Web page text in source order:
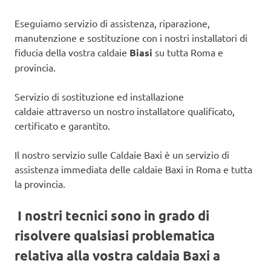
Eseguiamo servizio di assistenza, riparazione,
manutenzione e sostituzione con i nostri installatori di
fiducia della vostra caldaie Biasi su tutta Roma e
provincia.
Servizio di sostituzione ed installazione
caldaie attraverso un nostro installatore qualificato,
certificato e garantito.
Il nostro servizio sulle Caldaie Baxi è un servizio di
assistenza immediata delle caldaie Baxi in Roma e tutta
la provincia.
I nostri tecnici sono in grado di
risolvere qualsiasi problematica
relativa alla vostra caldaia Baxi a